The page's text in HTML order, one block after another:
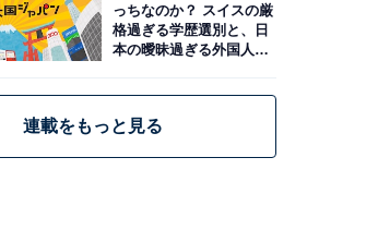
っちなのか？ スイスの厳
格過ぎる学歴選別と、日
本の曖昧過ぎる外国人政
連載をもっと見る